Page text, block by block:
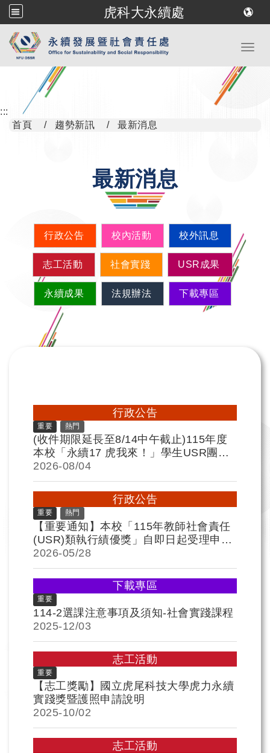
虎科大永續處
跳到主要內容
:::
首頁
趨勢新訊 最新消息
最新消息
行政公告 校內活動 校外訊息
志工活動 社會實踐 USR成果
永續成果 法規辦法 下載專區
行政公告
重要 熱門
(收件期限延長至8/14中午截止)115年度
本校「永續17 虎我來！」學生USR團隊
徵件暨補助辦法
2026-08/04
行政公告
重要 熱門
【重要通知】本校「115年教師社會責任
(USR)類執行績優獎」自即日起受理申請
至115年8月17日(一)，詳如說明
2026-05/28
下載專區
重要
114-2選課注意事項及須知-社會實踐課程
2025-12/03
志工活動
重要
【志工獎勵】國立虎尾科技大學虎力永續
實踐獎暨護照申請說明
2025-10/02
志工活動